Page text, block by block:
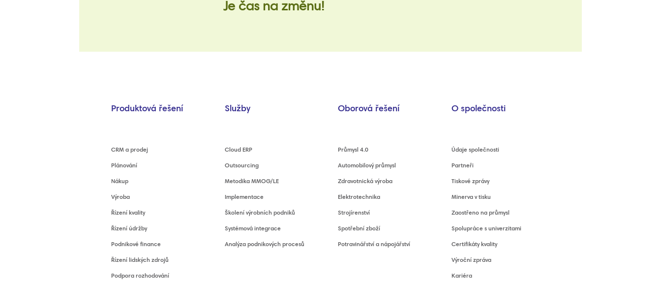
Je čas na změnu!
Produktová řešení
CRM a prodej
Plánování
Nákup
Výroba
Řízení kvality
Řízení údržby
Podnikové finance
Řízení lidských zdrojů
Podpora rozhodování
Služby
Cloud ERP
Outsourcing
Metodika MMOG/LE
Implementace
Školení výrobních podniků
Systémová integrace
Analýza podnikových procesů
Oborová řešení
Průmysl 4.0
Automobilový průmysl
Zdravotnická výroba
Elektrotechnika
Strojírenství
Spotřební zboží
Potravinářství a nápojářství
O společnosti
Údaje společnosti
Partneři
Tiskové zprávy
Minerva v tisku
Zaostřeno na průmysl
Spolupráce s univerzitami
Certifikáty kvality
Výroční zpráva
Kariéra